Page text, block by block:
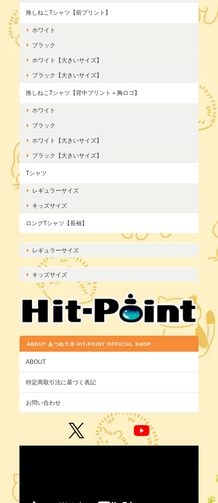
推しねこTシャツ【前プリント】
ホワイト
ブラック
ホワイト【大きいサイズ】
ブラック【大きいサイズ】
推しねこTシャツ【背中プリント＋胸ロゴ】
ホワイト
ブラック
ホワイト【大きいサイズ】
ブラック【大きいサイズ】
Tシャツ
レギュラーサイズ
キッズサイズ
ロングTシャツ【長袖】
レギュラーサイズ
キッズサイズ
ABOUT あつめラボ HIT-POINT OFFICIAL SHOP
ABOUT
特定商取引法に基づく表記
お問い合わせ